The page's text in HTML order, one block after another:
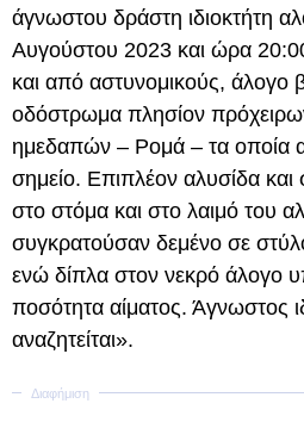
άγνωστου δράστη ιδιοκτήτη
Αυγούστου 2023 και ώρα
και από αστυνομικούς, άλογο
οδόστρωμα πλησίον
ημεδαπών – Ρομά – τα οποία
σημείο. Επιπλέον αλυσίδα και
στο στόμα και στο λαιμό του
συγκρατούσαν δεμένο σε
ενώ δίπλα στον νεκρό άλογο
ποσότητα αίματος. Άγνωστος
αναζητείται».